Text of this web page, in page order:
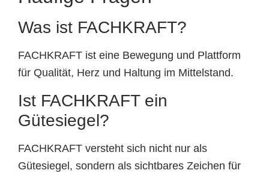
Was ist FACHKRAFT?
FACHKRAFT ist eine Bewegung und Plattform
für Qualität, Herz und Haltung im Mittelstand.
Ist FACHKRAFT ein
Gütesiegel?
FACHKRAFT versteht sich nicht nur als
Gütesiegel, sondern als sichtbares Zeichen für